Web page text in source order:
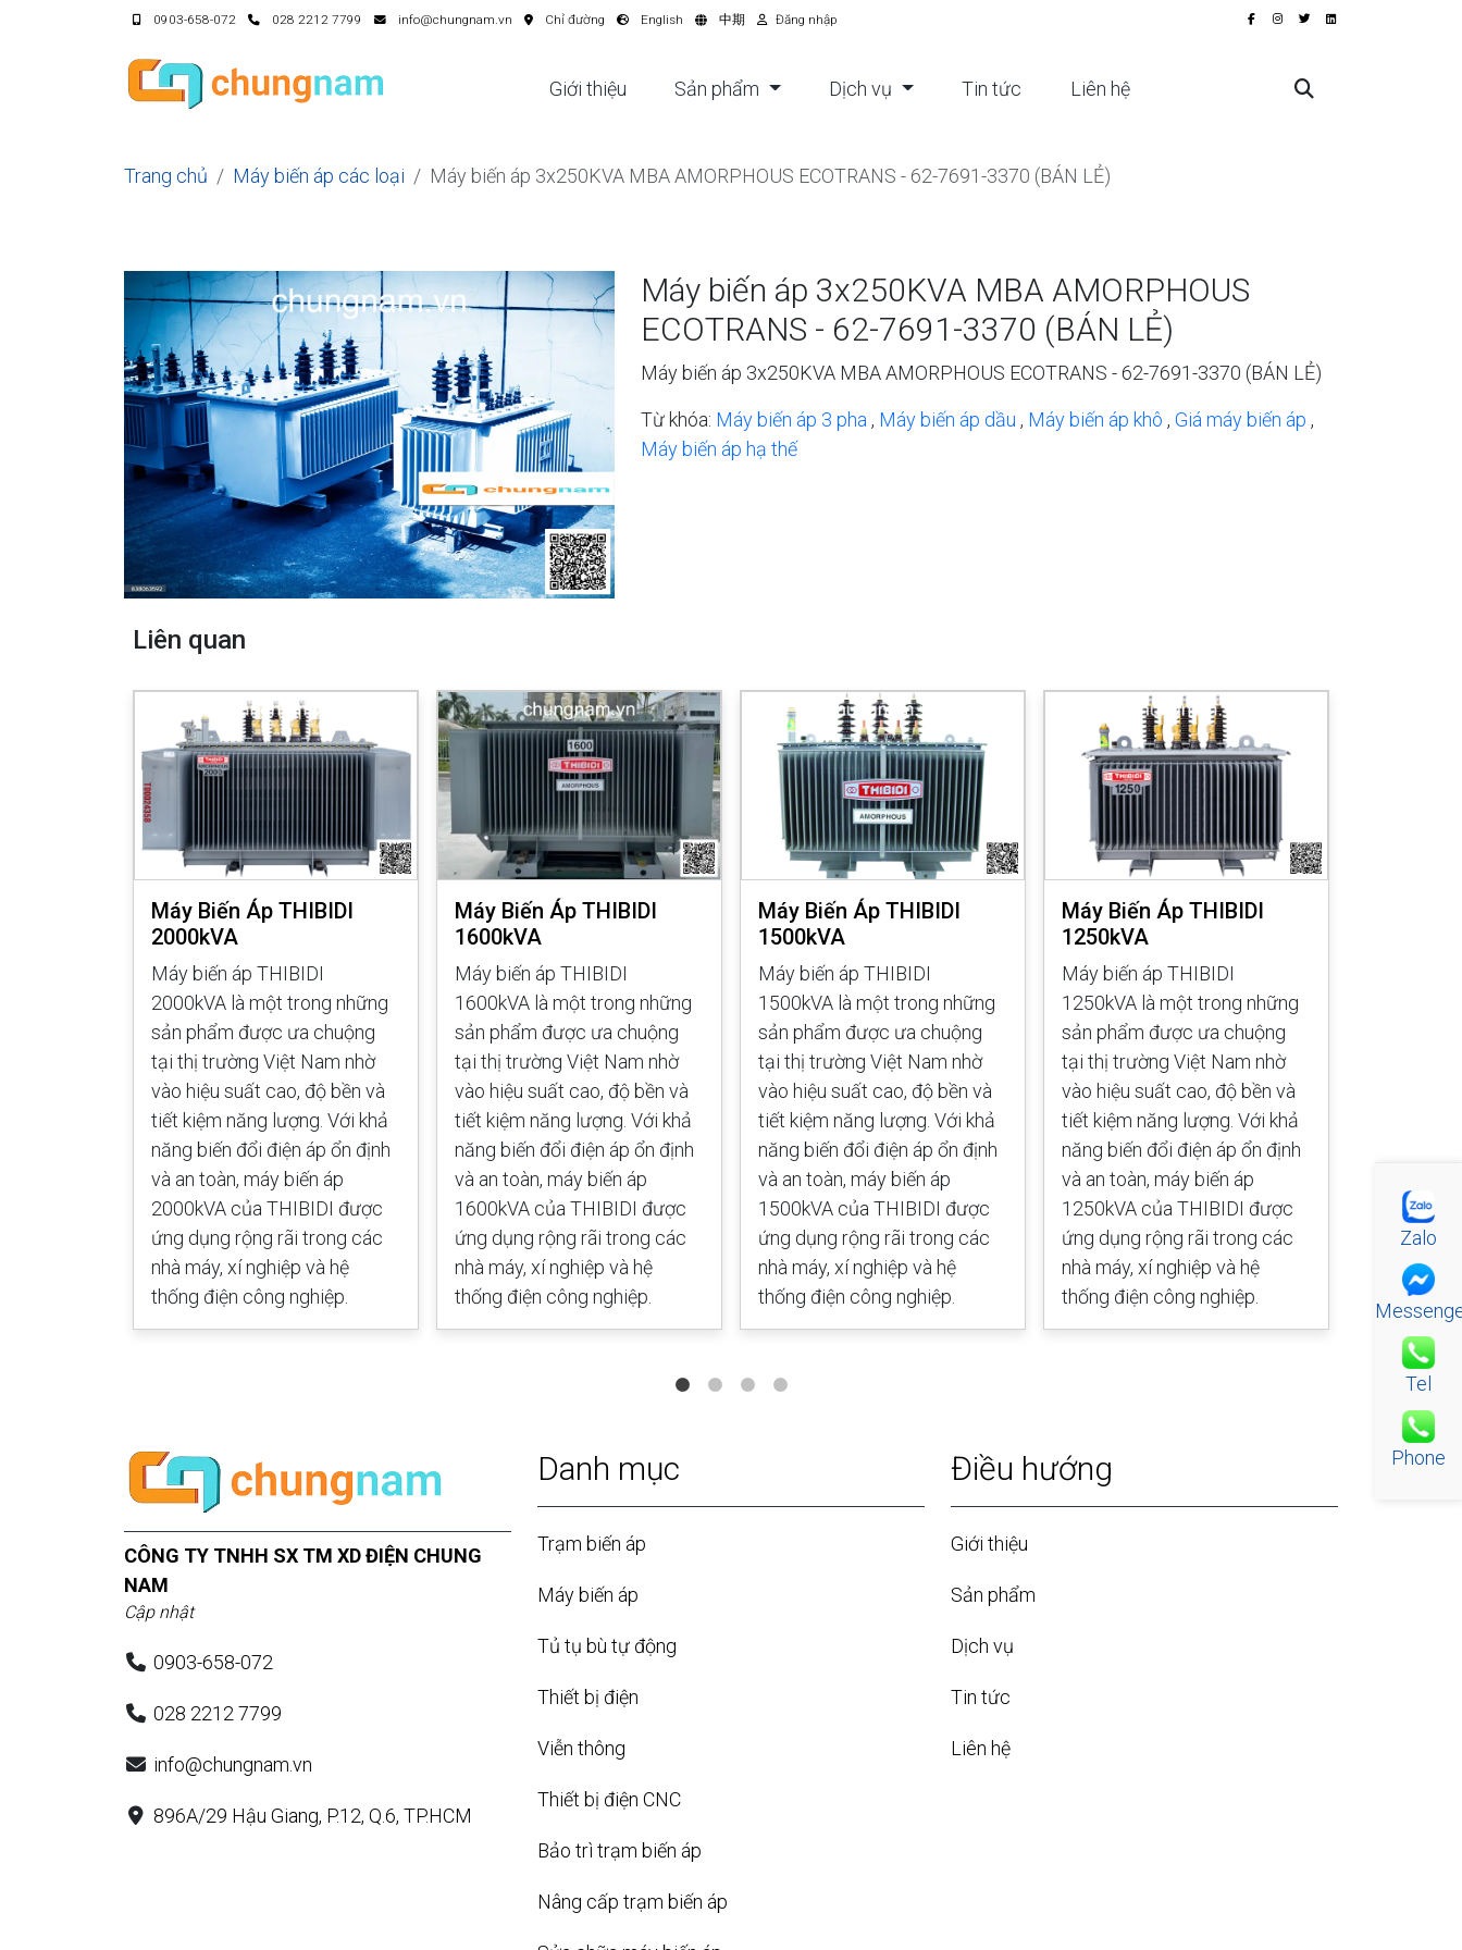
0903-658-072 028 2212 7799 info@chungnam.vn Chỉ đường English 中期 Đăng nhập
Giới thiệu Sản phẩm Dịch vụ Tin tức Liên hệ
Trang chủ Máy biến áp các loại Máy biến áp 3x250KVA MBA AMORPHOUS ECOTRANS - 62-7691-3370 (BÁN LẺ)
Máy biến áp 3x250KVA MBA AMORPHOUS
ECOTRANS - 62-7691-3370 (BÁN LẺ)
Máy biến áp 3x250KVA MBA AMORPHOUS ECOTRANS - 62-7691-3370 (BÁN LẺ)
Từ khóa: Máy biến áp 3 pha , Máy biến áp dầu , Máy biến áp khô , Giá máy biến áp ,
Máy biến áp hạ thế
Liên quan
Máy Biến Áp THIBIDI
2000kVA
Máy biến áp THIBIDI
2000kVA là một trong những
sản phẩm được ưa chuộng
tại thị trường Việt Nam nhờ
vào hiệu suất cao, độ bền và
tiết kiệm năng lượng. Với khả
năng biến đổi điện áp ổn định
và an toàn, máy biến áp
2000kVA của THIBIDI được
ứng dụng rộng rãi trong các
nhà máy, xí nghiệp và hệ
thống điện công nghiệp.
Máy Biến Áp THIBIDI
1600kVA
Máy biến áp THIBIDI
1600kVA là một trong những
sản phẩm được ưa chuộng
tại thị trường Việt Nam nhờ
vào hiệu suất cao, độ bền và
tiết kiệm năng lượng. Với khả
năng biến đổi điện áp ổn định
và an toàn, máy biến áp
1600kVA của THIBIDI được
ứng dụng rộng rãi trong các
nhà máy, xí nghiệp và hệ
thống điện công nghiệp.
Máy Biến Áp THIBIDI
1500kVA
Máy biến áp THIBIDI
1500kVA là một trong những
sản phẩm được ưa chuộng
tại thị trường Việt Nam nhờ
vào hiệu suất cao, độ bền và
tiết kiệm năng lượng. Với khả
năng biến đổi điện áp ổn định
và an toàn, máy biến áp
1500kVA của THIBIDI được
ứng dụng rộng rãi trong các
nhà máy, xí nghiệp và hệ
thống điện công nghiệp.
Máy Biến Áp THIBIDI
1250kVA
Máy biến áp THIBIDI
1250kVA là một trong những
sản phẩm được ưa chuộng
tại thị trường Việt Nam nhờ
vào hiệu suất cao, độ bền và
tiết kiệm năng lượng. Với khả
năng biến đổi điện áp ổn định
và an toàn, máy biến áp
1250kVA của THIBIDI được
ứng dụng rộng rãi trong các
nhà máy, xí nghiệp và hệ
thống điện công nghiệp.
1000kVA
ứng dụng
nhà máy,
thống
CÔNG TY TNHH SX TM XD ĐIỆN CHUNG
NAM
Cập nhật
0903-658-072
028 2212 7799
info@chungnam.vn
896A/29 Hậu Giang, P.12, Q.6, TP.HCM
Danh mục
Trạm biến áp
Máy biến áp
Tủ tụ bù tự động
Thiết bị điện
Viễn thông
Thiết bị điện CNC
Bảo trì trạm biến áp
Nâng cấp trạm biến áp
Điều hướng
Giới thiệu
Sản phẩm
Dịch vụ
Tin tức
Liên hệ
Zalo
Tel
Phone